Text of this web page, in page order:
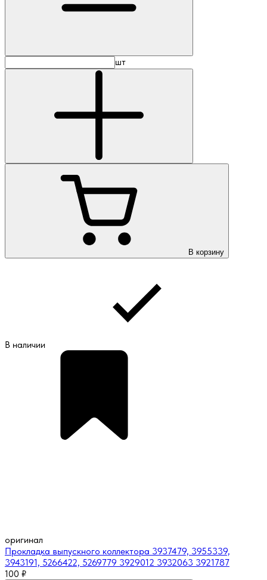
шт
В корзину
В наличии
оригинал
Прокладка выпускного коллектора 3937479, 3955339,
3943191, 5266422, 5269779 3929012 3932063 3921787
100 ₽